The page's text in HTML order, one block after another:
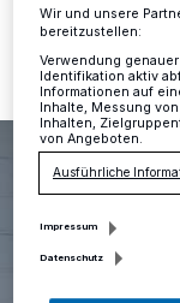
13.05.2019 ,
Wir und unsere
bereitzustellen:
Verwendung
Identifikation aktiv
Informationen auf
Inhalte, Messung
Inhalten,
von Angeboten.
Ausführliche
Impressum
Datenschutz